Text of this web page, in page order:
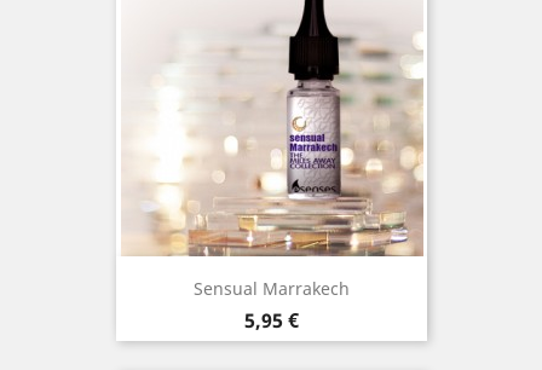
Sensual Marrakech
Prix
5,95 €